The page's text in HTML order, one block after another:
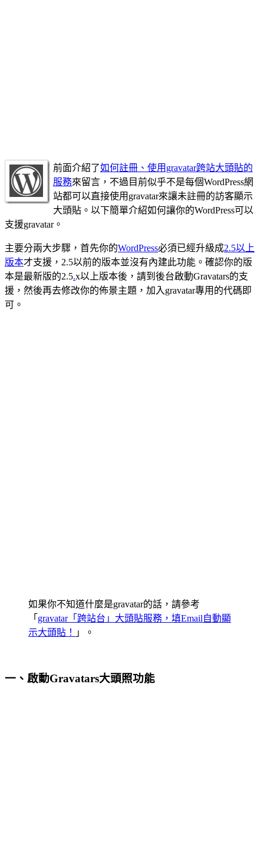
前面介紹了如何註冊、使用gravatar跨站大頭貼的
服務來留言，不過目前似乎不是每個WordPress網
站都可以直接使用gravatar來讓未註冊的訪客顯示
大頭貼。以下簡單介紹如何讓你的WordPress可以
支援gravatar。
主要分兩大步驟，首先你的WordPress必須已經升級成2.5以上
版本才支援，2.5以前的版本並沒有內建此功能。確認你的版
本是最新版的2.5.x以上版本後，請到後台啟動Gravatars的支
援，然後再去修改你的佈景主題，加入gravatar專用的代碼即
可。
如果你不知道什麼是gravatar的話，請參考
「 gravatar「跨站台」大頭貼服務，填Email自動顯
示大頭貼！
」。
一、啟動Gravatars大頭照功能